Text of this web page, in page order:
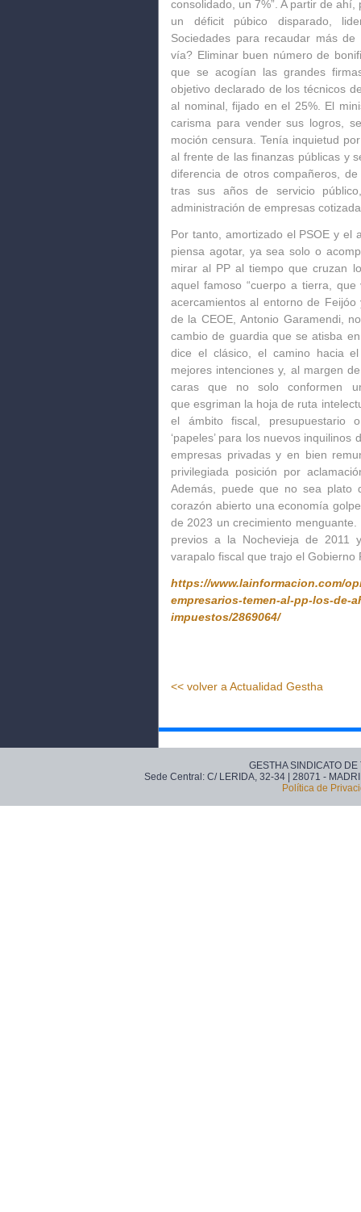
consolidado, un 7%”. A partir de
un déficit púbico disparado,
Sociedades para recaudar más
vía? Eliminar buen número de
que se acogían las grandes
objetivo declarado de los técnicos
al nominal, fijado en el 25%. El
carisma para vender sus logros,
moción censura. Tenía inquietud
al frente de las finanzas públicas y
diferencia de otros compañeros,
tras sus años de servicio
administración de empresas
Por tanto, amortizado el PSOE y el
piensa agotar, ya sea solo o
mirar al PP al tiempo quecruzan
aquel famoso “cuerpo a tierra, que
acercamientos al entorno de
de la CEOE,Antonio Garamendi ,
cambio de guardia que se atisba
dice el clásico, el camino hacia
mejores intenciones y, al margen
caras que no solo conformen
queesgriman la hoja de ruta
el ámbito fiscal, presupuestario
‘papeles’ para los nuevos
empresas privadas y en bien
privilegiada posición por
Además, puede que no sea plato
corazón abierto una economía
de 2023 un crecimiento
previos a la Nochevieja de
varapalo fiscal que trajo el Gobierno
https://www.lainformacion.com/
empresarios-temen-al-pp-los-de-
impuestos/2869064/
<< volver a Actualidad Gestha
GESTHA SINDICATO
Sede Central: C/ LERIDA, 32-34 | 28071 -
Política de